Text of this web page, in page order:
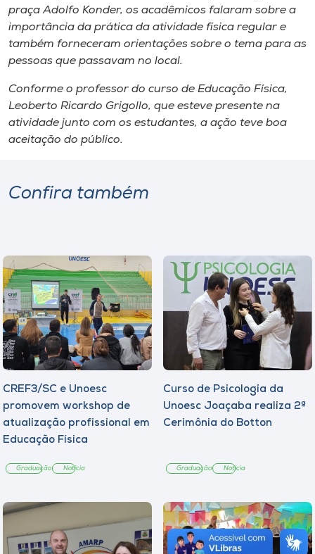
Selecione
praça Adolfo Konder, os acadêmicos falaram sobre a
importância da prática da atividade física regular e
também forneceram orientações sobre o tema para as
pessoas que passavam no local.
Conforme o professor do curso de Educação Física,
Leoberto Ricardo Grigollo, que esteve presente na
atividade junto com os estudantes, a ação teve boa
aceitação do público.
Confira também
CREF3/SC e Unoesc
promovem workshop de
atualização profissional em
Educação Física
Graduação Notícia
Curso de Psicologia da
Unoesc Joaçaba realiza 2ª
Cerimônia do Botton
Graduação Notícia